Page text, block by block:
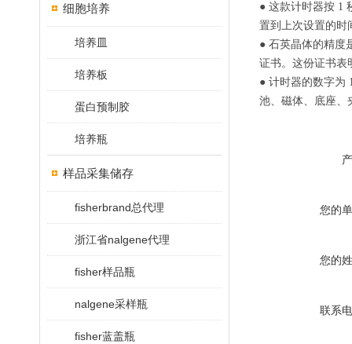
细胞培养
培养皿
培养板
蛋白预制胶
培养瓶
样品采集储存
fisherbrand总代理
浙江省nalgene代理
fisher样品瓶
nalgene采样瓶
fisher蓝盖瓶
● 这款计时器按 1
置到上次设置的时
● 石英晶体的精度
证书。这份证书表
● 计时器的数字为
池、磁体、底座、
您的
您的
联系